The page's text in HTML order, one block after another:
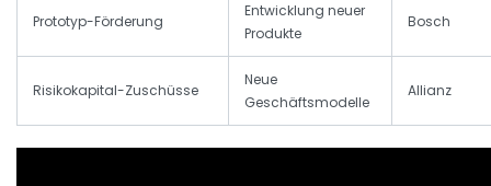
Prototyp-Förderung
Entwicklung neuer
Produkte
Bosch
Risikokapital-Zuschüsse
Neue
Geschäftsmodelle
Allianz